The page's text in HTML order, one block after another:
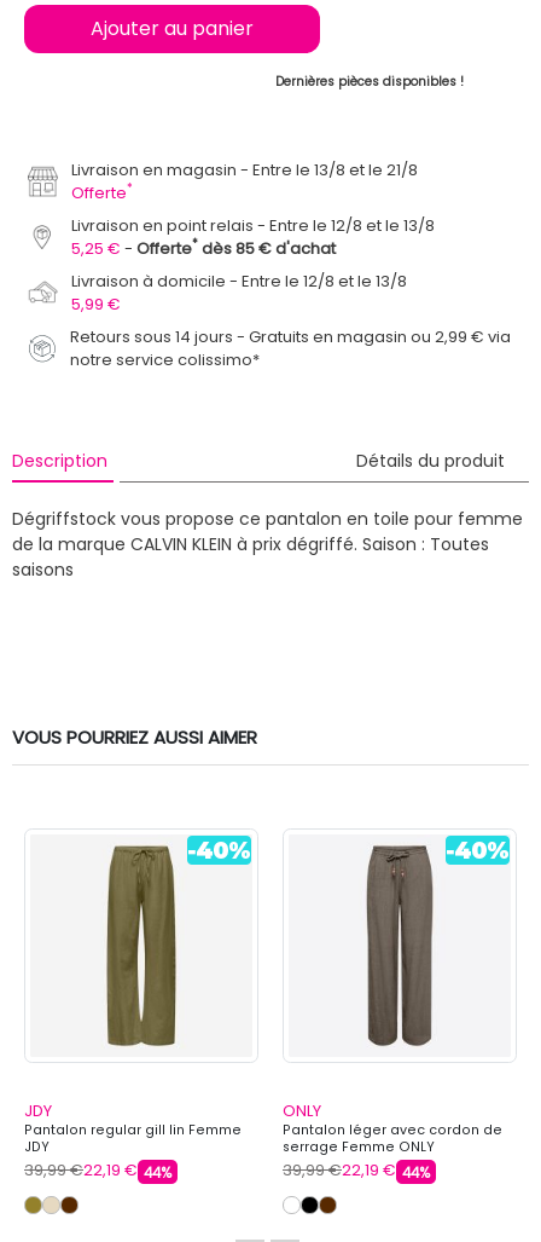
Ajouter au panier
Dernières pièces disponibles !
Livraison en magasin
Entre le 13/8 et le 21/8
Offerte*
Livraison en point relais
Entre le 12/8 et le 13/8
5,25 €
Offerte* dès 85 € d'achat
Livraison à domicile
Entre le 12/8 et le 13/8
5,99 €
Retours sous 14 jours - Gratuits en magasin ou 2,99 € via
notre service colissimo*
Description Détails du produit
Dégriffstock vous propose ce pantalon en toile pour femme
de la marque CALVIN KLEIN à prix dégriffé. Saison : Toutes
saisons
VOUS POURRIEZ AUSSI AIMER
JDY
Pantalon regular gill lin Femme
JDY
39,99 €22,19 € 44%
ONLY
Pantalon léger avec cordon de
serrage Femme ONLY
39,99 €22,19 € 44%